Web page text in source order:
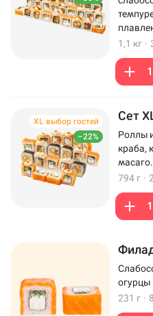
1,1 кг ·
–22%
XL выбор гостей Сет
Роллы
краба,
масаго.
794 г ·
огурцы
231 г ·